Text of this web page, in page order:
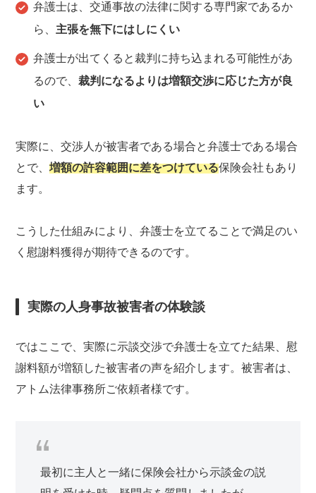
弁護士は、交通事故の法律に関する専門家であるか
ら、 主張を無下にはしにくい
弁護士が出てくると裁判に持ち込まれる可能性があ
るので、裁判になるよりは増額交渉に応じた方が良
い
実際に、交渉人が被害者である場合と弁護士である場合
とで、増額の許容範囲に差をつけている保険会社もあり
ます。
こうした仕組みにより、弁護士を立てることで満足のい
く慰謝料獲得が期待できるのです。
実際の人身事故被害者の体験談
ではここで、実際に示談交渉で弁護士を立てた結果、慰
謝料額が増額した被害者の声を紹介します。被害者は、
アトム法律事務所ご依頼者様です。
最初に主人と一緒に保険会社から示談金の説